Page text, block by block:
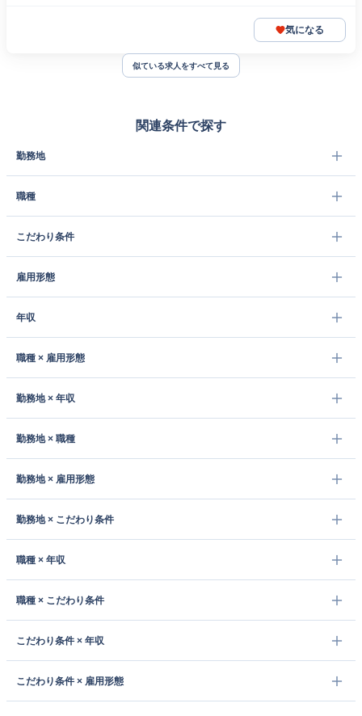
気になる
似ている求人をすべて見る
関連条件で探す
勤務地
職種
こだわり条件
雇用形態
年収
職種 × 雇用形態
勤務地 × 年収
勤務地 × 職種
勤務地 × 雇用形態
勤務地 × こだわり条件
職種 × 年収
職種 × こだわり条件
こだわり条件 × 年収
こだわり条件 × 雇用形態